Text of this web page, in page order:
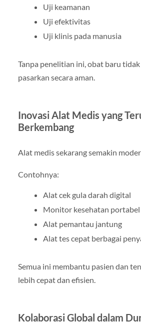
Uji keamanan
Uji efektivitas
Uji klinis pada manusia
Tanpa penelitian ini, obat baru tidak
pasarkan secara aman.
Inovasi Alat Medis yang
Berkembang
Alat medis sekarang semakin
Contohnya:
Alat cek gula darah digital
Monitor kesehatan portabel
Alat pemantau jantung
Alat tes cepat berbagai
Semua ini membantu pasien dan
lebih cepat dan efisien.
Kolaborasi Global dalam